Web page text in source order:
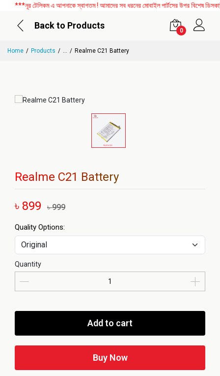
***নূর টেলিকম এ আপনাকে স্বাগতম ! আমাদের সব ধরনের মোবাইল পার্টসের উপর বিশেষ
Back to Products
0
Home Products ... Realme C21 Battery
Realme C21 Battery
৳ 899 ৳ 999
Quality Options:
Quantity
Add to cart
Buy Now